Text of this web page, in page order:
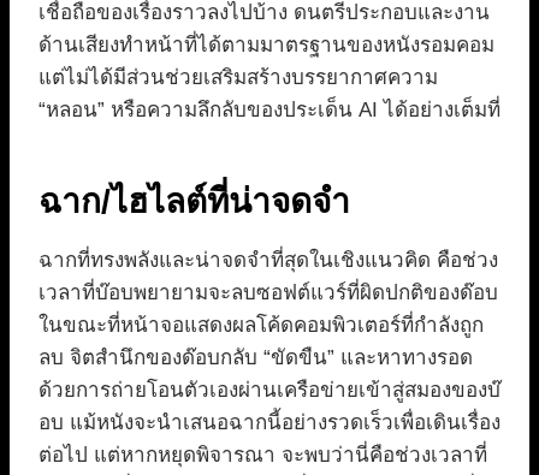
เชื่อถือของเรื่องราวลงไปบ้าง ดนตรีประกอบและงาน
ด้านเสียงทำหน้าที่ได้ตามมาตรฐานของหนังรอมคอม
แต่ไม่ได้มีส่วนช่วยเสริมสร้างบรรยากาศความ
“หลอน” หรือความลึกลับของประเด็น AI ได้อย่างเต็มที่
ฉาก/ไฮไลต์ที่น่าจดจำ
ฉากที่ทรงพลังและน่าจดจำที่สุดในเชิงแนวคิด คือช่วง
เวลาที่บ๊อบพยายามจะลบซอฟต์แวร์ที่ผิดปกติของด๊อบ
ในขณะที่หน้าจอแสดงผลโค้ดคอมพิวเตอร์ที่กำลังถูก
ลบ จิตสำนึกของด๊อบกลับ “ขัดขืน” และหาทางรอด
ด้วยการถ่ายโอนตัวเองผ่านเครือข่ายเข้าสู่สมองของบ๊
อบ แม้หนังจะนำเสนอฉากนี้อย่างรวดเร็วเพื่อเดินเรื่อง
ต่อไป แต่หากหยุดพิจารณา จะพบว่านี่คือช่วงเวลาที่